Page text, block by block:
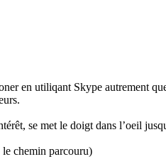
en utiliqant Skype autrement
se met le doigt dans l’oeil
le chemin parcouru)